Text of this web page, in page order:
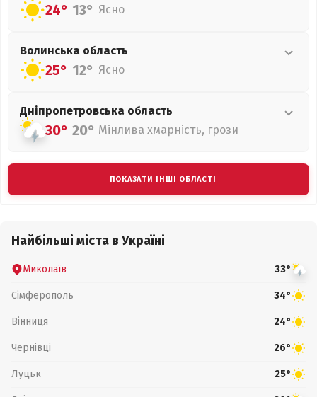
24° 13° Ясно
Волинська область
25° 12° Ясно
Дніпропетровська область
30° 20° Мінлива хмарність, грози
ПОКАЗАТИ ІНШІ ОБЛАСТІ
Найбільші міста в Україні
Миколаїв 33°
Сімферополь 34°
Вінниця 24°
Чернівці 26°
Луцьк 25°